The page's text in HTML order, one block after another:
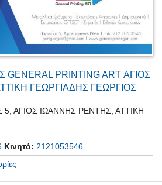
PRINTING ART ΑΓΙΟΣ
ΓΕΩΡΓΙΑΔΗΣ ΓΕΩΡΓΙΟΣ
ΑΓΙΟΣ ΙΩΑΝΝΗΣ ΡΕΝΤΗΣ, ΑΤΤΙΚΗ
Κινητό: 2121053546